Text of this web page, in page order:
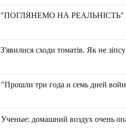
"ПОГЛЯНЕМО НА РЕАЛЬНІСТЬ" -
З'явилися сходи томатів. Як не
"Прошли три года и семь дней
Ученые: домашний воздух очень